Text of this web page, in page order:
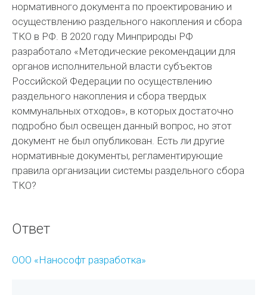
нормативного документа по проектированию и
осуществлению раздельного накопления и сбора
ТКО в РФ. В 2020 году Минприроды РФ
разработало «Методические рекомендации для
органов исполнительной власти субъектов
Российской Федерации по осуществлению
раздельного накопления и сбора твердых
коммунальных отходов», в которых достаточно
подробно был освещен данный вопрос, но этот
документ не был опубликован. Есть ли другие
нормативные документы, регламентирующие
правила организации системы раздельного сбора
ТКО?
Ответ
ООО «Нанософт разработка»